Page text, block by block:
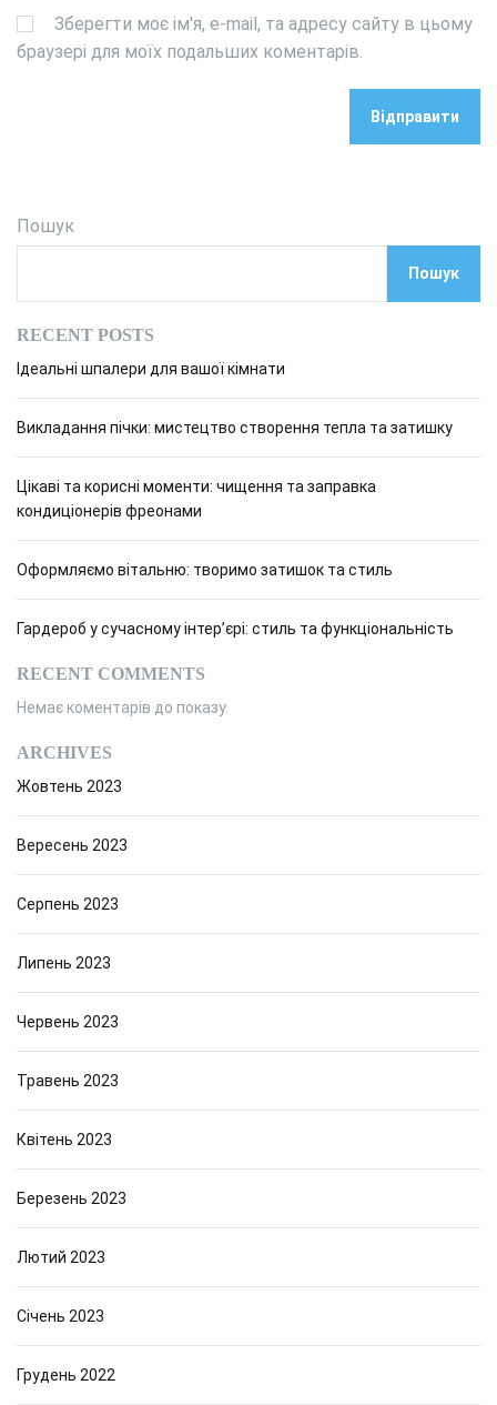
Зберегти моє ім'я, e-mail, та адресу сайту в цьому
браузері для моїх подальших коментарів.
Пошук
Пошук
RECENT POSTS
Ідеальні шпалери для вашої кімнати
Викладання пічки: мистецтво створення тепла та затишку
Цікаві та корисні моменти: чищення та заправка
кондиціонерів фреонами
Оформляємо вітальню: творимо затишок та стиль
Гардероб у сучасному інтер’єрі: стиль та функціональність
RECENT COMMENTS
Немає коментарів до показу.
ARCHIVES
Жовтень 2023
Вересень 2023
Серпень 2023
Липень 2023
Червень 2023
Травень 2023
Квітень 2023
Березень 2023
Лютий 2023
Січень 2023
Грудень 2022